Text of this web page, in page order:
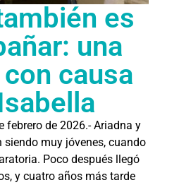
es
una
causa
febrero de 2026.- Ariadna y
siendo muy jóvenes, cuando
Poco después llegó
y cuatro años más tarde